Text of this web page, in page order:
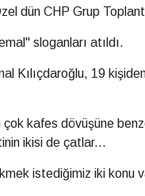
dün CHP Grup
sloganları atıldı.
Kılıçdaroğlu, 19
çok kafes dövüşüne
ikisi de çatlar...
istediğimiz iki konu